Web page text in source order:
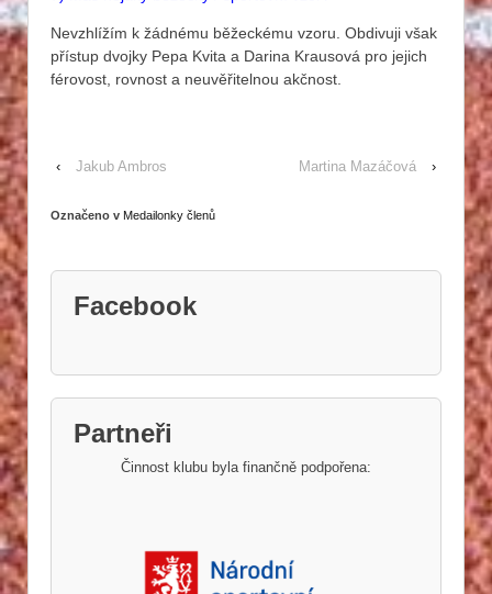
Nevzhlížím k žádnému běžeckému vzoru. Obdivuji však
přístup dvojky Pepa Kvita a Darina Krausová pro jejich
férovost, rovnost a neuvěřitelnou akčnost.
‹ Jakub Ambros Martina Mazáčová ›
Označeno v Medailonky členů
Facebook
Partneři
Činnost klubu byla finančně podpořena: